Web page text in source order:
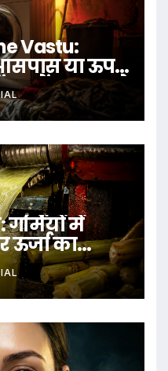
Vastu:
या ऊपर
क्या कहते
में
ऊर्जा का